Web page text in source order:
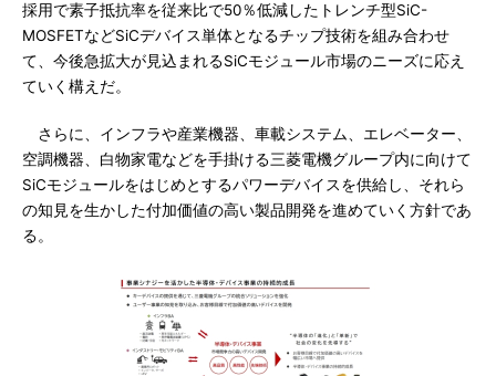
採用で素子抵抗率を従来比で50％低減したトレンチ型SiC-
MOSFETなどSiCデバイス単体となるチップ技術を組み合わせ
て、今後急拡大が見込まれるSiCモジュール市場のニーズに応え
ていく構えだ。
さらに、インフラや産業機器、車載システム、エレベーター、
空調機器、白物家電などを手掛ける三菱電機グループ内に向けて
SiCモジュールをはじめとするパワーデバイスを供給し、それら
の知見を生かした付加価値の高い製品開発を進めていく方針であ
る。